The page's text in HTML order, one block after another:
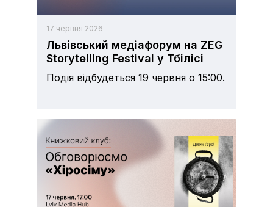
17 червня 2026
Львівський медіафорум на ZEG
Storytelling Festival у Тбілісі
Подія відбудеться 19 червня о 15:00.